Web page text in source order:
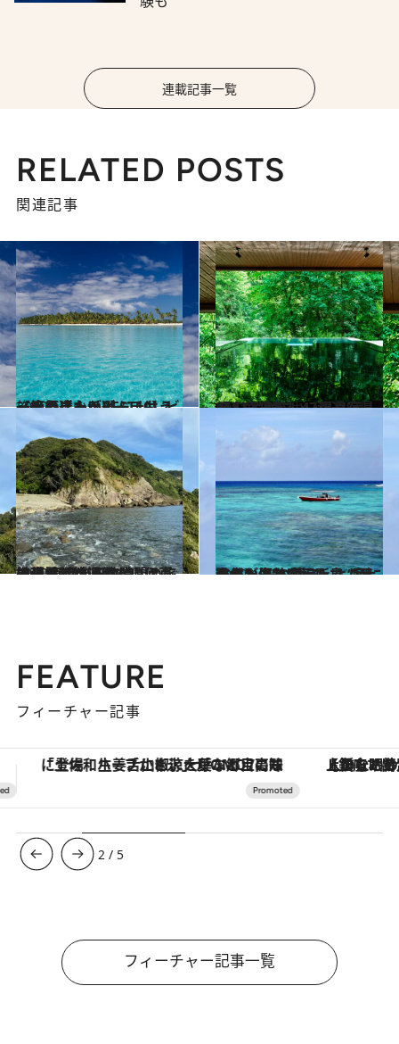
連載記事一覧
RELATED POSTS
関連記事
2020.5.2
【絶景ビーチBEST10】ビーチの達人が選ぶ、もう一度行きたいビーチは？
旅＆お出かけ 2022.7.28
【人気特集】47都道府県の ひとりにいい温泉宿118
旅＆お出かけ
2022.11.19
携帯電話が通じない伊豆の秘境 【吉田海岸】とは？ 東京から数時間の旅で現れる桃源郷
旅＆お出かけ 2022.11.5
私の人生を変えた島【西表島】 人の暮らしより大自然が優勢な場所で “色に溢れた海”に潜る
旅＆お出かけ
FEATURE
フィーチャー記事
【銀座で出合う最旬美容】美髪ケアや上質な眠り…セルフケアのアップデートから、特別な名入れギフトまで。大人のための「ReFa GINZA」クルーズ
3 / 5
フィーチャー記事一覧